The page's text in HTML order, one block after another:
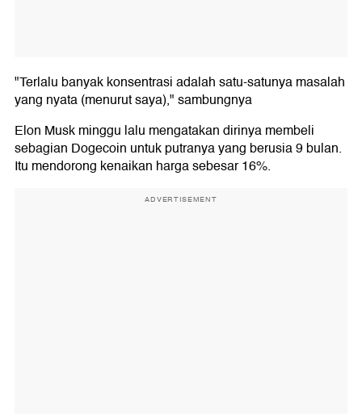
"Terlalu banyak konsentrasi adalah satu-satunya masalah
yang nyata (menurut saya)," sambungnya
Elon Musk minggu lalu mengatakan dirinya membeli
sebagian Dogecoin untuk putranya yang berusia 9 bulan.
Itu mendorong kenaikan harga sebesar 16%.
ADVERTISEMENT